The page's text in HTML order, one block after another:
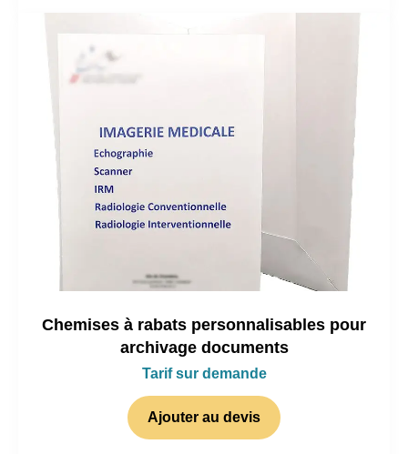
Chemises à rabats personnalisables pour
archivage documents
Tarif sur demande
Ajouter au devis